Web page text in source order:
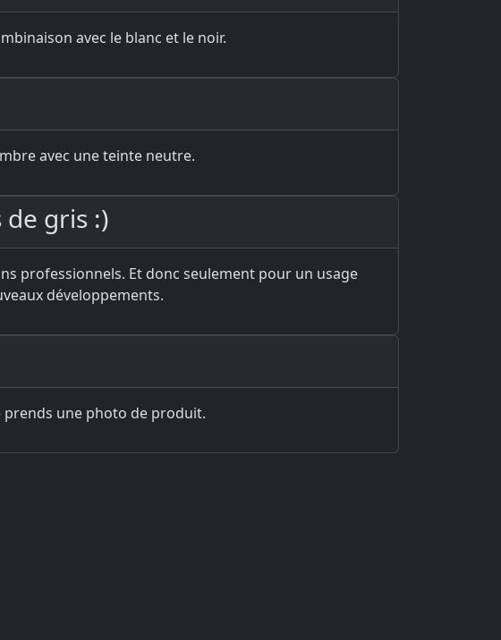
avec le blanc et le noir.
avec une teinte neutre.
gris :)
professionnels. Et donc seulement pour un usage
développements.
une photo de produit.